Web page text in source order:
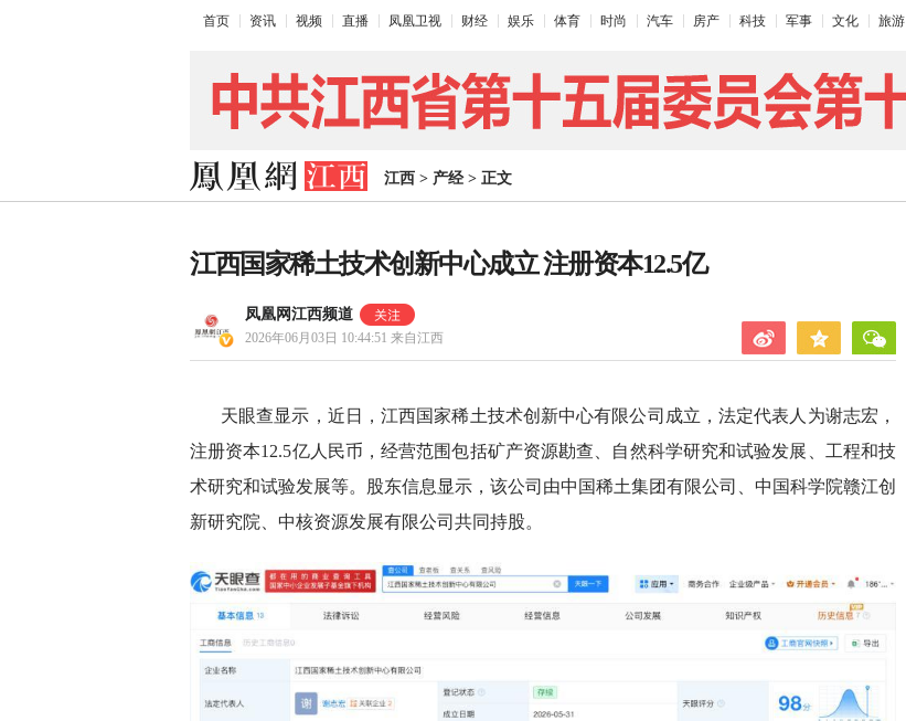
首页 资讯 视频 直播 凤凰卫视 财经 娱乐 体育 时尚 汽车 房产 科技 军事 文化 旅游
江西 > 产经> 正文
江西国家稀土技术创新中心成立 注册资本12.5亿
凤凰网江西频道
2026年06月03日 10:44:51 来自江西
天眼查显示，近日，江西国家稀土技术创新中心有限公司成立，法定代表人为谢志宏，
注册资本12.5亿人民币，经营范围包括矿产资源勘查、自然科学研究和试验发展、工程和技
术研究和试验发展等。股东信息显示，该公司由中国稀土集团有限公司、中国科学院赣江创
新研究院、中核资源发展有限公司共同持股。